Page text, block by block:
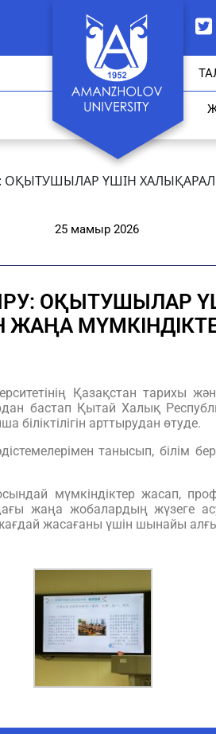
ОҚЫТУШЫЛАР ҮШІН
25 мамыр 2026
ОҚЫТУШЫЛАР
ЖАҢА
Қазақстан тарихы
бастап Қытай Халық
біліктілігін арттырудан өтуде.
танысып, білім
мүмкіндіктер жасап,
жаңа жобалардың жүзеге
жасағаны үшін шынайы